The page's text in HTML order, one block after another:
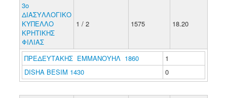
3ο
ΔΙΑΣΥΛΛΟΓΙΚΟ
ΚΥΠΕΛΛΟ
ΚΡΗΤΙΚΗΣ
ΦΙΛΙΑΣ
1 / 2 1575 18.20
ΠΡΕΔΕΥΤΑΚΗΣ ΕΜΜΑΝΟΥΗΛ 1860
1
DISHA BESIM 1430
0